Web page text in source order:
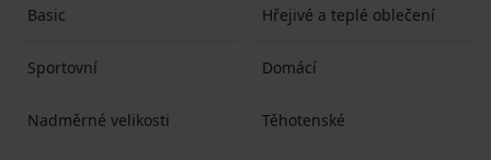
Basic Hřejivé a teplé oblečení
Sportovní Domácí
Nadměrné velikosti Těhotenské